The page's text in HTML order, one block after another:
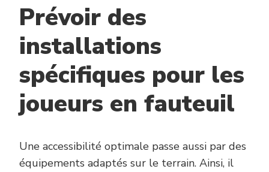
Prévoir des
installations
spécifiques pour les
joueurs en fauteuil
Une accessibilité optimale passe aussi par des
équipements adaptés sur le terrain. Ainsi, il